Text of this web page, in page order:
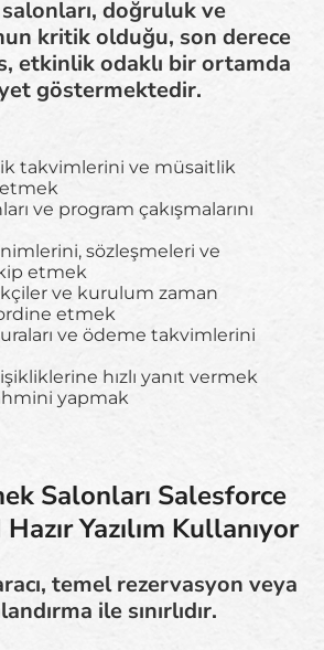
doğruluk ve
kritik olduğu, son derece
etkinlik odaklı bir ortamda
göstermektedir.
takvimlerini ve müsaitlik
ve program çakışmalarını
sözleşmeleri ve
etmek
ve kurulum zaman
etmek
ve ödeme takvimlerini
hızlı yanıt vermek
yapmak
Salonları Salesforce
Yazılım Kullanıyor
temel rezervasyon veya
ile sınırlıdır.